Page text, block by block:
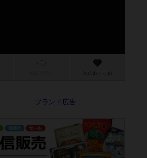
次のおすすめ